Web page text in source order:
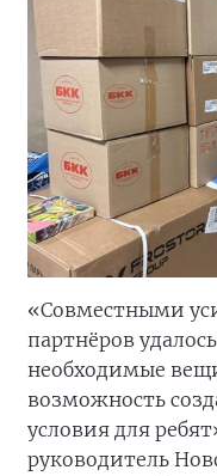
«Совместными
партнёров
необходимые
возможность
условия для
руководитель